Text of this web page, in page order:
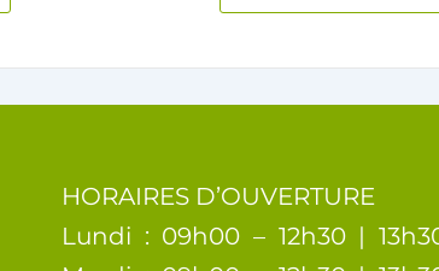
HORAIRES D’OUVERTURE
Lundi : 09h00 – 12h30 |